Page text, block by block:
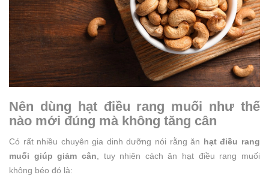
Nên dùng hạt điều rang muối như thế
nào mới đúng mà không tăng cân
Có rất nhiều chuyên gia dinh dưỡng nói rằng ăn hạt điều rang
muối giúp giảm cân , tuy nhiên cách ăn hạt điều rang muối
không béo đó là: